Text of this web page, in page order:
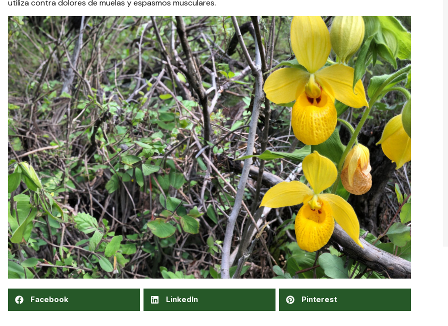
utiliza contra dolores de muelas y espasmos musculares.
Facebook LinkedIn Pinterest